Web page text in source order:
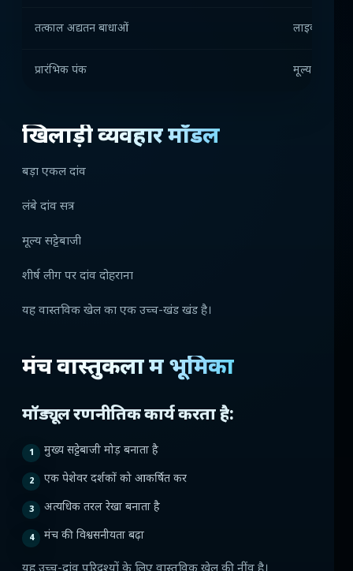
तत्काल अद्यतन बाधाओं लाइव मोड
प्रारंभिक पंक मूल्य दांव
खिलाड़ी व्यवहार मॉडल
बड़ा एकल दांव
लंबे दांव सत्र
मूल्य सट्टेबाजी
शीर्ष लीग पर दांव दोहराना
यह वास्तविक खेल का एक उच्च-खंड खंड है।
मंच वास्तुकला में भूमिका
मॉड्यूल रणनीतिक कार्य करता है:
मुख्य सट्टेबाजी मोड़ बनाता है
एक पेशेवर दर्शकों को आकर्षित कर
अत्यधिक तरल रेखा बनाता है
मंच की विश्वसनीयता बढ़ा